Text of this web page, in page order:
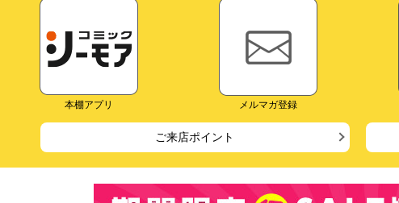
本棚アプリ メルマガ登録
ご来店ポイント